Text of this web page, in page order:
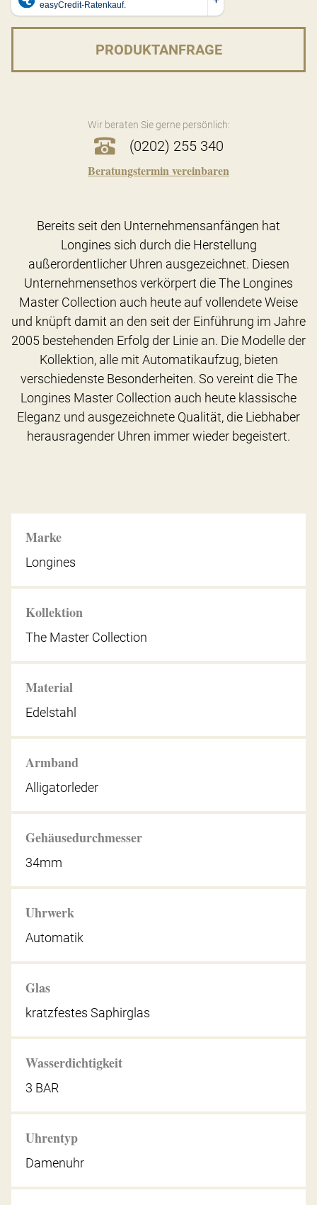
PRODUKTANFRAGE
Wir beraten Sie gerne persönlich:
(0202) 255 340
Beratungstermin vereinbaren
Marke
Longines
Kollektion
The Master Collection
Material
Edelstahl
Armband
Alligatorleder
Gehäusedurchmesser
34mm
Uhrwerk
Automatik
Glas
kratzfestes Saphirglas
Wasserdichtigkeit
3 BAR
Uhrentyp
Damenuhr
Bereits seit den Unternehmensanfängen hat
Longines sich durch die Herstellung
außerordentlicher Uhren ausgezeichnet. Diesen
Unternehmensethos verkörpert die The Longines
Master Collection auch heute auf vollendete Weise
und knüpft damit an den seit der Einführung im Jahre
2005 bestehenden Erfolg der Linie an. Die Modelle der
Kollektion, alle mit Automatikaufzug, bieten
verschiedenste Besonderheiten. So vereint die The
Longines Master Collection auch heute klassische
Eleganz und ausgezeichnete Qualität, die Liebhaber
herausragender Uhren immer wieder begeistert.